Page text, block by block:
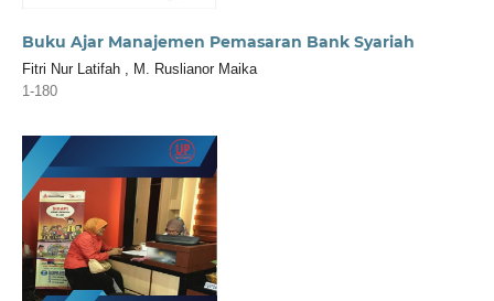
Buku Ajar Manajemen Pemasaran Bank Syariah
Fitri Nur Latifah , M. Ruslianor Maika
1-180